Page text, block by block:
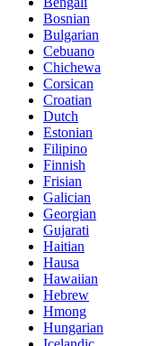
Bosnian
Bulgarian
Cebuano
Chichewa
Corsican
Croatian
Dutch
Estonian
Filipino
Finnish
Frisian
Galician
Georgian
Gujarati
Haitian
Hausa
Hawaiian
Hebrew
Hmong
Hungarian